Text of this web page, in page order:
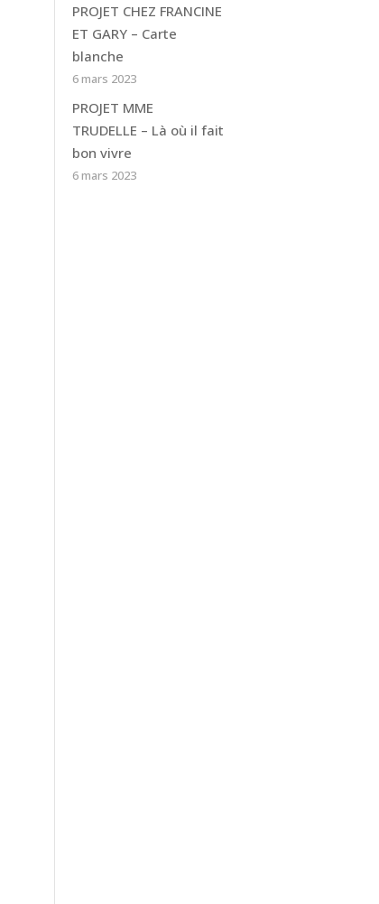
PROJET CHEZ FRANCINE
ET GARY – Carte
blanche
6 mars 2023
PROJET MME
TRUDELLE – Là où il fait
bon vivre
6 mars 2023